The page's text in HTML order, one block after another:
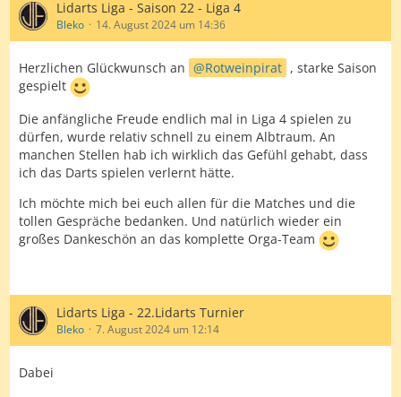
Lidarts Liga - Saison 22 - Liga 4
Bleko 14. August 2024 um 14:36
Herzlichen Glückwunsch an Rotweinpirat , starke Saison
gespielt
Die anfängliche Freude endlich mal in Liga 4 spielen zu
dürfen, wurde relativ schnell zu einem Albtraum. An
manchen Stellen hab ich wirklich das Gefühl gehabt, dass
ich das Darts spielen verlernt hätte.
Ich möchte mich bei euch allen für die Matches und die
tollen Gespräche bedanken. Und natürlich wieder ein
großes Dankeschön an das komplette Orga-Team
Lidarts Liga - 22.Lidarts Turnier
Bleko 7. August 2024 um 12:14
Dabei